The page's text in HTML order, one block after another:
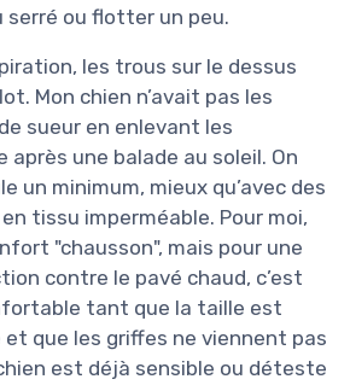
serré ou flotter un peu.
les trous sur le dessus
Mon chien n’avait pas les
sueur en enlevant les
après une balade au soleil. On
un minimum, mieux qu’avec des
tissu imperméable. Pour moi,
"chausson", mais pour une
contre le pavé chaud, c’est
tant que la taille est
que les griffes ne viennent pas
est déjà sensible ou déteste